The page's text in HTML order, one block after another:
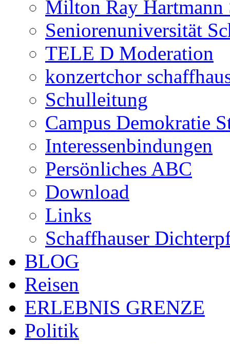
Milton Ray
Seniorenuniversität
TELE D Moderation
konzertchor
Schulleitung
Campus Demokratie
Interessenbindungen
Persönliches ABC
Download
Links
Schaffhauser
BLOG
Reisen
ERLEBNIS GRENZE
Politik